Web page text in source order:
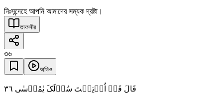
নিঃসন্দেহে আপনি আমাদের সম্যক দ্রষ্টা।
তাফসীর
৩৬
অডিও
قَالَ قَدۡ اُوۡتِیۡتَ سُؤۡلَکَ یٰمُوۡسٰی ٣٦